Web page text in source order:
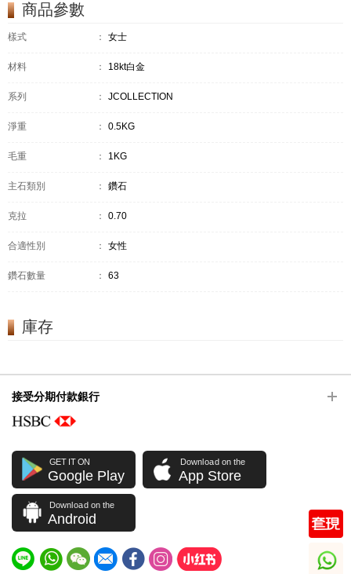
商品參數
樣式 ： 女士
材料 ： 18kt白金
系列 ： JCOLLECTION
淨重 ： 0.5KG
毛重 ： 1KG
主石類別 ： 鑽石
克拉 ： 0.70
合適性別 ： 女性
鑽石數量 ： 63
庫存
接受分期付款銀行
GET IT ON
Google Play
Download on the
App Store
Download on the
Android